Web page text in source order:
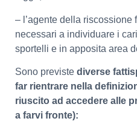
– l’agente della riscossione
necessari a individuare i
sportelli e in apposita area
Sono previste diverse
far rientrare nella
riuscito ad accedere alle
a farvi fronte):